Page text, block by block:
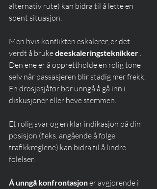
alternativ rute) kan bidra til å lette en
spent situasjon.
Men hvis konflikten eskalerer, er det
verdt å bruke deeskaleringsteknikker .
Den ene er å opprettholde en rolig tone
selv når passasjeren blir stadig mer frekk.
En drosjesjåfør bør unngå å gå inn i
diskusjoner eller heve stemmen.
Et rolig svar og en klar indikasjon på din
posisjon (f.eks. angående å følge
trafikkreglene) kan bidra til å lindre
følelser.
Å unngå konfrontasjon er avgjørende i